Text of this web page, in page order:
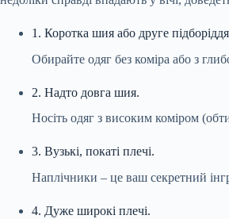
1. Коротка шия або друге
Обирайте одяг без коміра або з
2. Надто довга шия.
Носіть одяг з високим коміром
3. Вузькі, покаті плечі.
Наплічники – це ваш секретний
4. Дуже широкі плечі.